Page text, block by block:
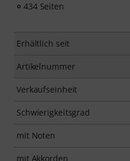
434 Seiten
Erhältlich seit
Artikelnummer
Verkaufseinheit
Schwierigkeitsgrad
mit Noten
mit Akkorden